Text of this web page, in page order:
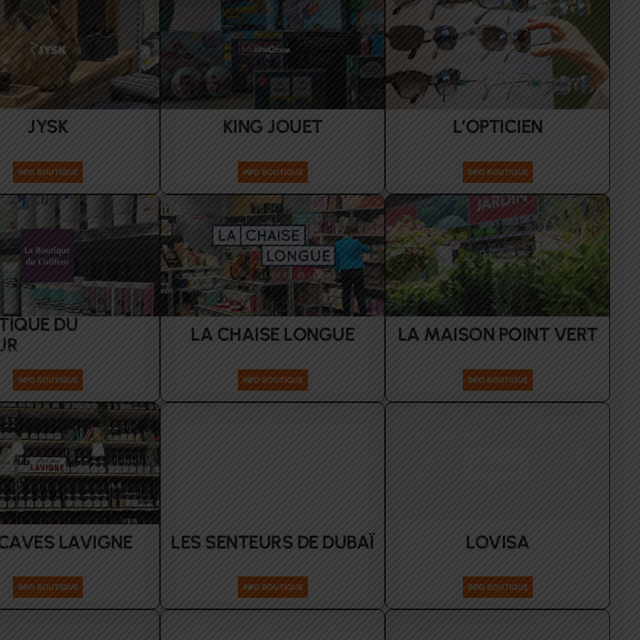
JYSK
INFO BOUTIQUE
KING JOUET
INFO BOUTIQUE
L’OPTICIEN
INFO BOUTIQUE
DU
Femmes Santé-Beauté
INFO BOUTIQUE
LA CHAISE LONGUE
INFO BOUTIQUE
LA MAISON POINT VERT
INFO BOUTIQUE
LAVIGNE
INFO BOUTIQUE
LES SENTEURS DE DUBAÏ
INFO BOUTIQUE
LOVISA
INFO BOUTIQUE